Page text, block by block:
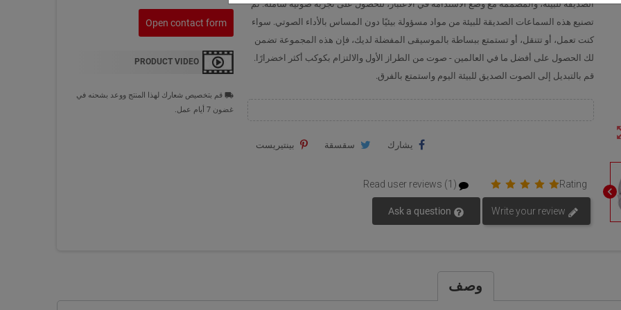
chevron_left
الصديقة للبيئة، والمصممة مع وضع الاستدامة في الاعتبار، للحصول على تجربة صوتية شاملة. تم
تصنيع هذه السماعات الصديقة للبيئة من مواد مسؤولة بيئيًا دون المساس بالأداء الصوتي. سواء
كنت تعمل، أو تتنقل، أو تستمتع ببساطة بالموسيقى المفضلة لديك، فإن هذه المجموعة تضمن
لك الحصول على أفضل ما في العالمين - صوت من الطراز الأول والالتزام بكوكب أكثر اخضرارًا.
قم بالتبديل إلى الصوت الصديق للبيئة اليوم واستمتع بالفرق.
يشارك سقسقة بينتيريست
Rating
Open contact form
PRODUCT VIDEO
local_shipping قم بتخصيص شعارك لهذا المنتج ووعد بشحنه في
غضون 7 أيام عمل.
وصف